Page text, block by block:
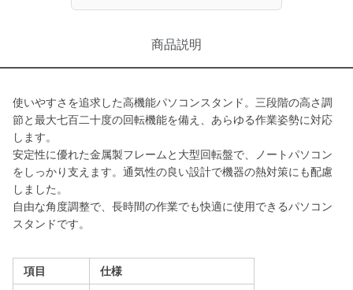
商品説明
使いやすさを追求した高機能パソコンスタンド。三段階の高さ調
節と最大七百二十度の回転機能を備え、あらゆる作業姿勢に対応
します。
安定性に優れた金属製フレームと大型回転盤で、ノートパソコン
をしっかり支えます。通気性の良い設計で機器の熱対策にも配慮
しました。
自由な角度調整で、長時間の作業でも快適に使用できるパソコン
スタンドです。
項目 仕様